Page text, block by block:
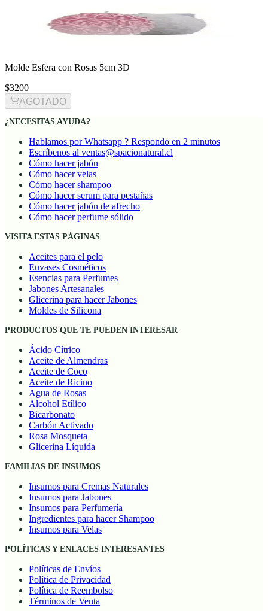
Molde Esfera con Rosas 5cm 3D
$3200
AGOTADO
¿NECESITAS AYUDA?
Hablamos por Whatsapp ? Respondo en 2 minutos
Escríbenos al ventas@spacionatural.cl
Cómo hacer jabón
Cómo hacer velas
Cómo hacer shampoo
Cómo hacer serum para pestañas
Cómo hacer jabón de afrecho
Cómo hacer perfume sólido
VISITA ESTAS PÁGINAS
Aceites para el pelo
Envases Cosméticos
Esencias para Perfumes
Jabones Artesanales
Glicerina para hacer Jabones
Moldes de Silicona
PRODUCTOS QUE TE PUEDEN INTERESAR
Ácido Cítrico
Aceite de Almendras
Aceite de Coco
Aceite de Ricino
Agua de Rosas
Alcohol Etílico
Bicarbonato
Carbón Activado
Rosa Mosqueta
Glicerina Líquida
FAMILIAS DE INSUMOS
Insumos para Cremas Naturales
Insumos para Jabones
Insumos para Perfumería
Ingredientes para hacer Shampoo
Insumos para Velas
POLÍTICAS Y ENLACES INTERESANTES
Políticas de Envíos
Política de Privacidad
Política de Reembolso
Términos de Venta